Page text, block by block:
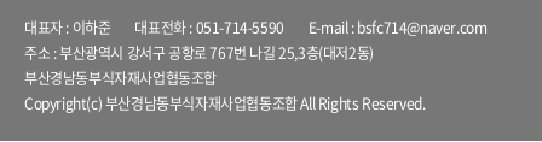
대표자 : 이하준 대표전화 : 051-714-5590
E-mail : bsfc714@naver.com
주소 : 부산광역시 강서구 공항로 767번 나길 25,3층(대저2동)
부산경남동부식자재사업협동조합
Copyright(c) 부산경남동부식자재사업협동조합 All Rights Reserved.